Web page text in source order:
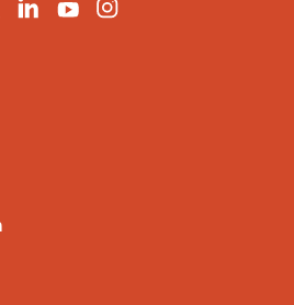
LinkedInYouTubeInstagram